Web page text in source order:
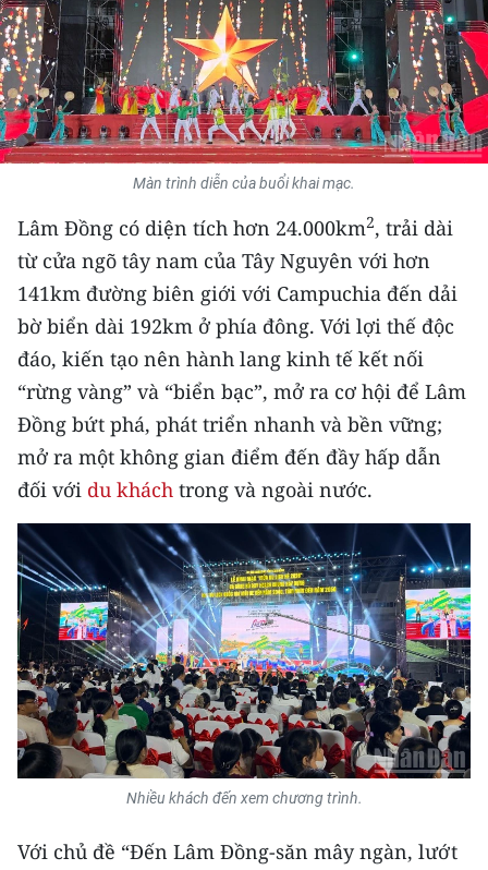
GIÁO DỤC
Y TẾ
KHOA HỌC - CÔNG NGHỆ
MÔI TRƯỜNG
BẠN ĐỌC
KIỂM CHỨNG THÔNG TIN
TRI THỨC CHUYÊN SÂU
54 DÂN TỘC VIỆT NAM
CHƯƠNG TRÌNH OCOP - MỖI XÃ
MỘT SẢN PHẨM
RADIO
MEDIA CENTER
E-Magazine
Video
Media Chính trị
Media Kinh tế
Màn trình diễn của buổi khai mạc.
Lâm Đồng có diện tích hơn 24.000km2, trải dài
từ cửa ngõ tây nam của Tây Nguyên với hơn
141km đường biên giới với Campuchia đến dải
bờ biển dài 192km ở phía đông. Với lợi thế độc
đáo, kiến tạo nên hành lang kinh tế kết nối
“rừng vàng” và “biển bạc”, mở ra cơ hội để Lâm
Đồng bứt phá, phát triển nhanh và bền vững;
mở ra một không gian điểm đến đầy hấp dẫn
đối với du khách trong và ngoài nước.
Nhiều khách đến xem chương trình.
Với chủ đề “Đến Lâm Đồng-săn mây ngàn, lướt